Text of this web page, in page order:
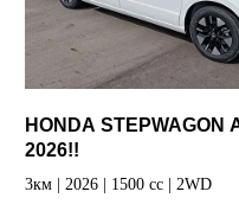
HONDA STEPWAGON
2026!!
3км | 2026 | 1500 cc | 2WD